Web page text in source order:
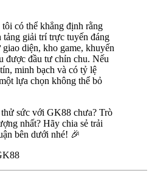
có thể khẳng định rằng
giải trí trực tuyến đáng
diện, kho game, khuyến
được đầu tư chỉn chu. Nếu
minh bạch và có tỷ lệ
lựa chọn không thể bỏ
sức với GK88 chưa? Trò
nhất? Hãy chia sẻ trải
bên dưới nhé! 🎉